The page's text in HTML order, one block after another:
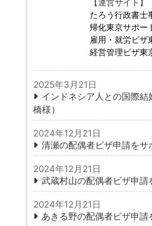
たろう行政書士
帰化東京サポー
雇用・就労ビザ
経営管理ビザ東
2025年3月21日
インドネシア人との国際
橋様）
2024年12月21日
清瀬の配偶者ビザ申請をサ
2024年12月21日
武蔵村山の配偶者ビザ申請
2024年12月21日
あきる野の配偶者ビザ申請